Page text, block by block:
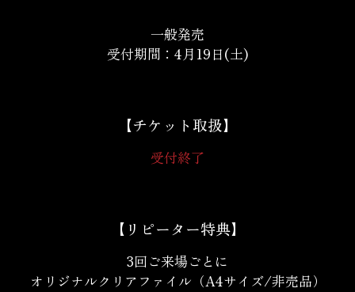
一般発売
受付期間：4月19日(土)
【チケット取扱】
受付終了
【リピーター特典】
3回ご来場ごとに
オリジナルクリアファイル（A4サイズ/非売品）